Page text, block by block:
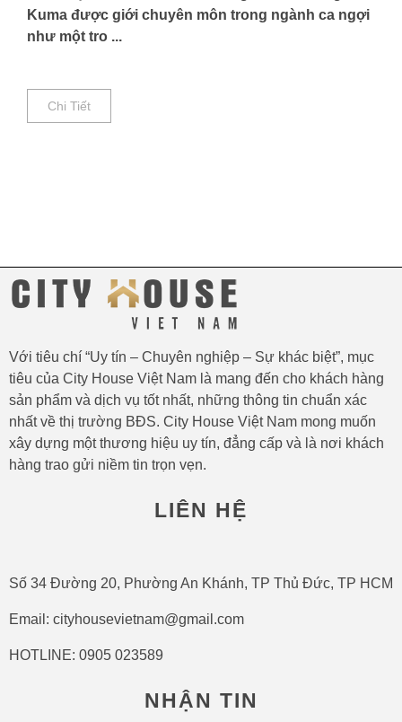
Kuma được giới chuyên môn trong ngành ca ngợi
như một tro ...
Chi Tiết
Với tiêu chí “Uy tín – Chuyên nghiệp – Sự khác biệt”, mục
tiêu của City House Việt Nam là mang đến cho khách hàng
sản phẩm và dịch vụ tốt nhất, những thông tin chuẩn xác
nhất về thị trường BĐS. City House Việt Nam mong muốn
xây dựng một thương hiệu uy tín, đẳng cấp và là nơi khách
hàng trao gửi niềm tin trọn vẹn.
LIÊN HỆ
Số 34 Đường 20, Phường An Khánh, TP Thủ Đức, TP HCM
Email: cityhousevietnam@gmail.com
HOTLINE: 0905 023589
NHẬN TIN